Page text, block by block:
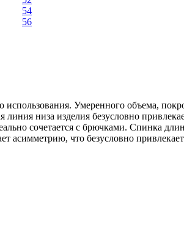
54
56
Умеренного объема,
низа изделия безусловно
сочетается с брючками. Спинка
что безусловно